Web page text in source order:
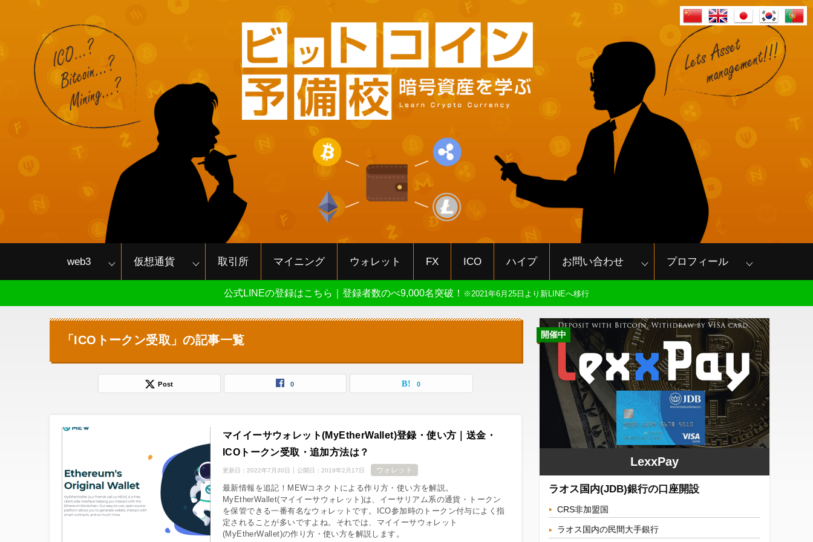
web3 仮想通貨 取引所 マイニング ウォレット FX ICO ハイプ お問い合わせ プロフィール
公式LINEの登録はこちら｜登録者数のべ9,000名突破！ ※2021年6月25日より新LINEへ移行
「ICOトークン受取」の記事一覧
Post 0 0
マイイーサウォレット(MyEtherWallet)登録・使い方｜送金・
ICOトークン受取・追加方法は？
更新日： 2022年7月30日 公開日： 2019年2月17日 ウォレット
最新情報を追記！MEWコネクトによる作り方・使い方を解説。
MyEtherWallet(マイイーサウォレット)は、イーサリアム系の通貨・トークン
を保管できる一番有名なウォレットです。ICO参加時のトークン付与によく指
定されることが多いですよね。それでは、マイイーサウォレット
(MyEtherWallet)の作り方・使い方を解説します。
開催中
LexxPay
ラオス国内(JDB)銀行の口座開設
CRS非加盟国
ラオス国内の民間大手銀行